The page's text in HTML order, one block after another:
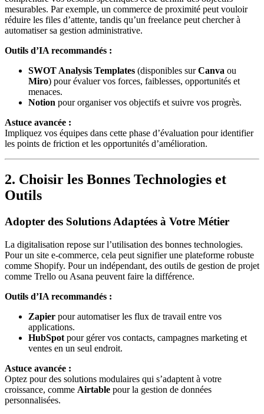
mesurables. Par exemple, un commerce de proximité peut vouloir
réduire les files d’attente, tandis qu’un freelance peut chercher à
automatiser sa gestion administrative.
Outils d’IA recommandés :
SWOT Analysis Templates (disponibles surCanva ou
Miro) pour évaluer vos forces, faiblesses, opportunités et
menaces.
Notion pour organiser vos objectifs et suivre vos progrès.
Astuce avancée :
Impliquez vos équipes dans cette phase d’évaluation pour identifier
les points de friction et les opportunités d’amélioration.
2. Choisir les Bonnes Technologies et
Outils
Adopter des Solutions Adaptées à Votre Métier
La digitalisation repose sur l’utilisation des bonnes technologies.
Pour un site e-commerce, cela peut signifier une plateforme robuste
comme Shopify. Pour un indépendant, des outils de gestion de projet
comme Trello ou Asana peuvent faire la différence.
Outils d’IA recommandés :
Zapier pour automatiser les flux de travail entre vos
applications.
HubSpot pour gérer vos contacts, campagnes marketing et
ventes en un seul endroit.
Astuce avancée :
Optez pour des solutions modulaires qui s’adaptent à votre
croissance, comme Airtable pour la gestion de données
personnalisées.